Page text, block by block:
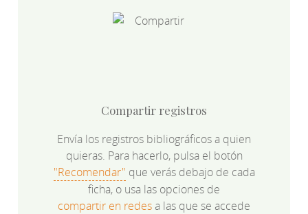
Compartir registros
Envía los registros bibliográficos a quien
quieras. Para hacerlo, pulsa el botón
"Recomendar" que verás debajo de cada
ficha, o usa las opciones de
compartir en redesa las que se accede